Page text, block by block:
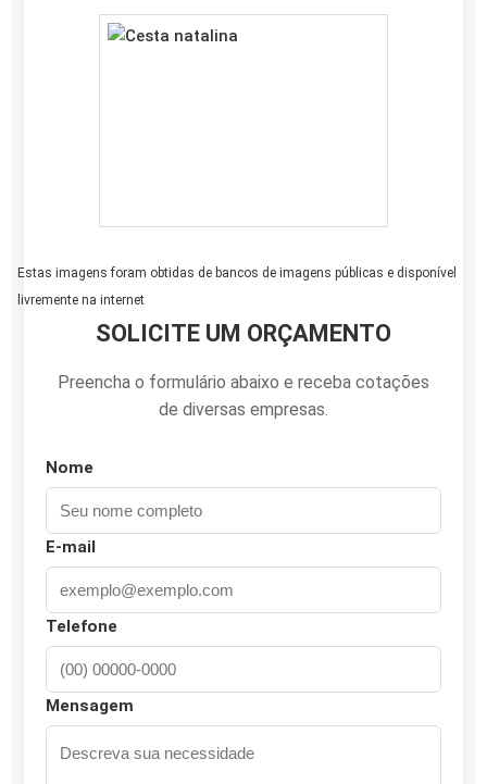
Estas imagens foram obtidas de bancos de imagens públicas e disponível
livremente na internet
SOLICITE UM ORÇAMENTO
Preencha o formulário abaixo e receba cotações
de diversas empresas.
Nome
E-mail
Telefone
Mensagem